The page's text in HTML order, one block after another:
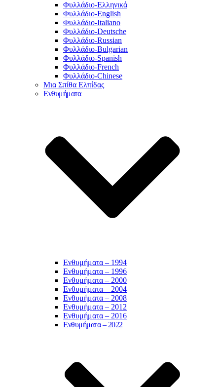
Φυλλάδιο-Ελληνικά
Φυλλάδιο-English
Φυλλάδιο-Italiano
Φυλλάδιο-Deutsche
Φυλλάδιο-Russian
Φυλλάδιο-Bulgarian
Φυλλάδιο-Spanish
Φυλλάδιο-French
Φυλλάδιο-Chinese
Μια Σπίθα Ελπίδας
Ενθυμήματα
Ενθυμήματα – 1994
Ενθυμήματα – 1996
Ενθυμήματα – 2000
Ενθυμήματα – 2004
Ενθυμήματα – 2008
Ενθυμήματα – 2012
Ενθυμήματα – 2016
Ενθυμήματα – 2022